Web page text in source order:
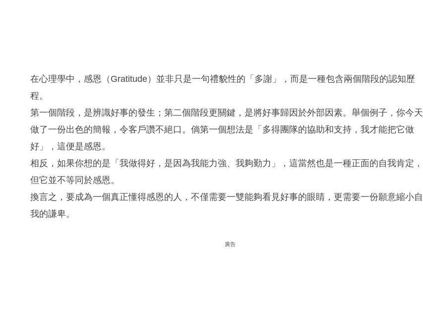
在心理學中，感恩（Gratitude）並非只是一句禮貌性的「多謝」，而是一種包含兩個階段的認知歷
程。
第一個階段，是辨識好事的發生；第二個階段更關鍵，是將好事歸因於外部因素。舉個例子，你今天
做了一份出色的簡報，令客戶讚不絕口。倘第一個想法是「多得團隊的協助和支持，我才能把它做
好」，這便是感恩。
相反，如果你想的是「我做得好，是因為我能力強、我夠勤力」，這當然也是一種正面的自我肯定，
但它並不等同於感恩。
換言之，要成為一個真正懂得感恩的人，不僅需要一雙能夠看見好事的眼睛，更需要一份願意縮小自
我的謙卑。
廣告